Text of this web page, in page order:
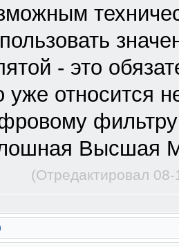
- это
уже относится
Высшая
(Отредактировал